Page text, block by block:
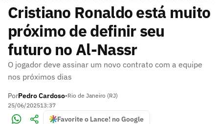
Cristiano Ronaldo está muito
próximo de definir seu
futuro no Al-Nassr
O jogador deve assinar um novo contrato com a equipe
nos próximos dias
PorPedro Cardoso•Rio de Janeiro (RJ)
25/06/202513:37
Favorite o Lance! no Google